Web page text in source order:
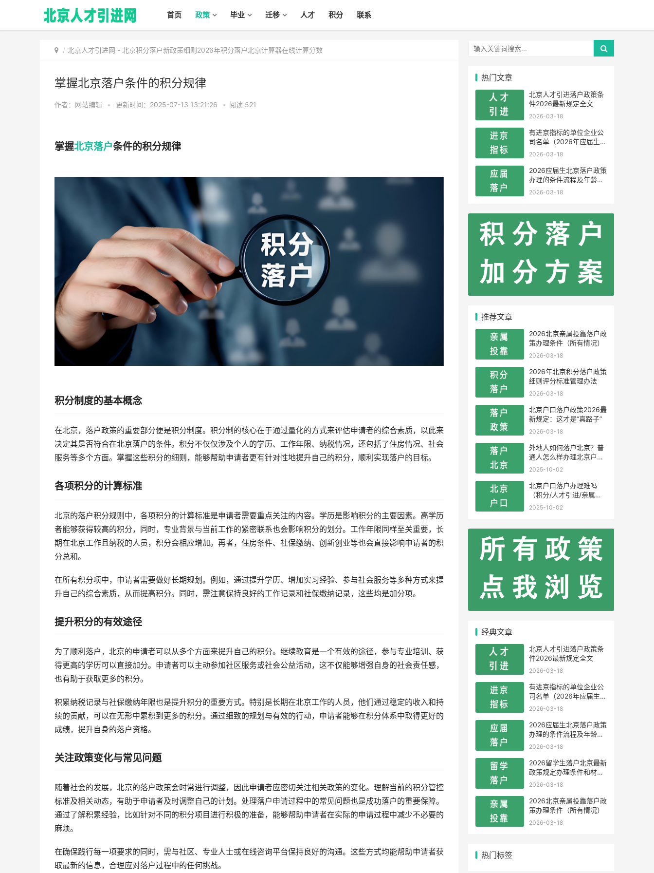
首页 政策 毕业 迁移 人才 积分 联系
北京人才引进网 - 北京积分落户新政策细则2026年积分落户北京计算器在线计算分数
掌握北京落户条件的积分规律
作者：网站编辑 • 更新时间：2025-07-13 13:21:26 • 阅读 521
掌握北京落户条件的积分规律
积分制度的基本概念
在北京，落户政策的重要部分便是积分制度。积分制的核心在于通过量化的方式来评估申请者的综合素质，以此来
决定其是否符合在北京落户的条件。积分不仅仅涉及个人的学历、工作年限、纳税情况，还包括了住房情况、社会
服务等多个方面。掌握这些积分的细则，能够帮助申请者更有针对性地提升自己的积分，顺利实现落户的目标。
各项积分的计算标准
北京的落户积分规则中，各项积分的计算标准是申请者需要重点关注的内容。学历是影响积分的主要因素。高学历
者能够获得较高的积分，同时，专业背景与当前工作的紧密联系也会影响积分的划分。工作年限同样至关重要，长
期在北京工作且纳税的人员，积分会相应增加。再者，住房条件、社保缴纳、创新创业等也会直接影响申请者的积
分总和。
在所有积分项中，申请者需要做好长期规划。例如，通过提升学历、增加实习经验、参与社会服务等多种方式来提
升自己的综合素质，从而提高积分。同时，需注意保持良好的工作记录和社保缴纳记录，这些均是加分项。
提升积分的有效途径
为了顺利落户，北京的申请者可以从多个方面来提升自己的积分。继续教育是一个有效的途径，参与专业培训、获
得更高的学历可以直接加分。申请者可以主动参加社区服务或社会公益活动，这不仅能够增强自身的社会责任感，
也有助于获取更多的积分。
积累纳税记录与社保缴纳年限也是提升积分的重要方式。特别是长期在北京工作的人员，他们通过稳定的收入和持
续的贡献，可以在无形中累积到更多的积分。通过细致的规划与有效的行动，申请者能够在积分体系中取得更好的
成绩，提升自身的落户资格。
关注政策变化与常见问题
随着社会的发展，北京的落户政策会时常进行调整，因此申请者应密切关注相关政策的变化。理解当前的积分管控
标准及相关动态，有助于申请者及时调整自己的计划。处理落户申请过程中的常见问题也是成功落户的重要保障。
通过了解积累经验，比如针对不同的积分项目进行积极的准备，能够帮助申请者在实际的申请过程中减少不必要的
麻烦。
在确保践行每一项要求的同时，需与社区、专业人士或在线咨询平台保持良好的沟通。这些方式均能帮助申请者获
取最新的信息，合理应对落户过程中的任何挑战。
热门文章
北京人才引进落户政策条
件2026最新规定全文
2026-03-18
有进京指标的单位企业公
司名单（2026年应届生留
学生）
2026-03-18
2026应届生北京落户政策
办理的条件流程及年龄限
制
2026-03-18
推荐文章
2026北京亲属投靠落户政
策办理条件（所有情况）
2026-03-18
2026年北京积分落户政策
细则评分标准管理办法
2026-03-18
北京户口落户政策2026最
新规定：这才是“真路子”
2026-03-18
外地人如何落户北京？普
通人怎么样办理北京户
口？
2025-10-02
北京户口落户办理难吗
（积分/人才引进/亲属投
靠）
2025-10-02
经典文章
北京人才引进落户政策条
件2026最新规定全文
2026-03-18
有进京指标的单位企业公
司名单（2026年应届生留
学生）
2026-03-18
2026应届生北京落户政策
办理的条件流程及年龄限
制
2026-03-18
2026留学生落户北京最新
政策规定办理条件和材料
及流程
2026-03-18
2026北京亲属投靠落户政
策办理条件（所有情况）
2026-03-18
热门标签